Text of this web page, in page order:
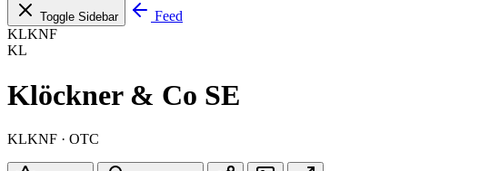
Toggle Sidebar
Feed
KLKNF
KL
Klöckner & Co SE
KLKNF · OTC